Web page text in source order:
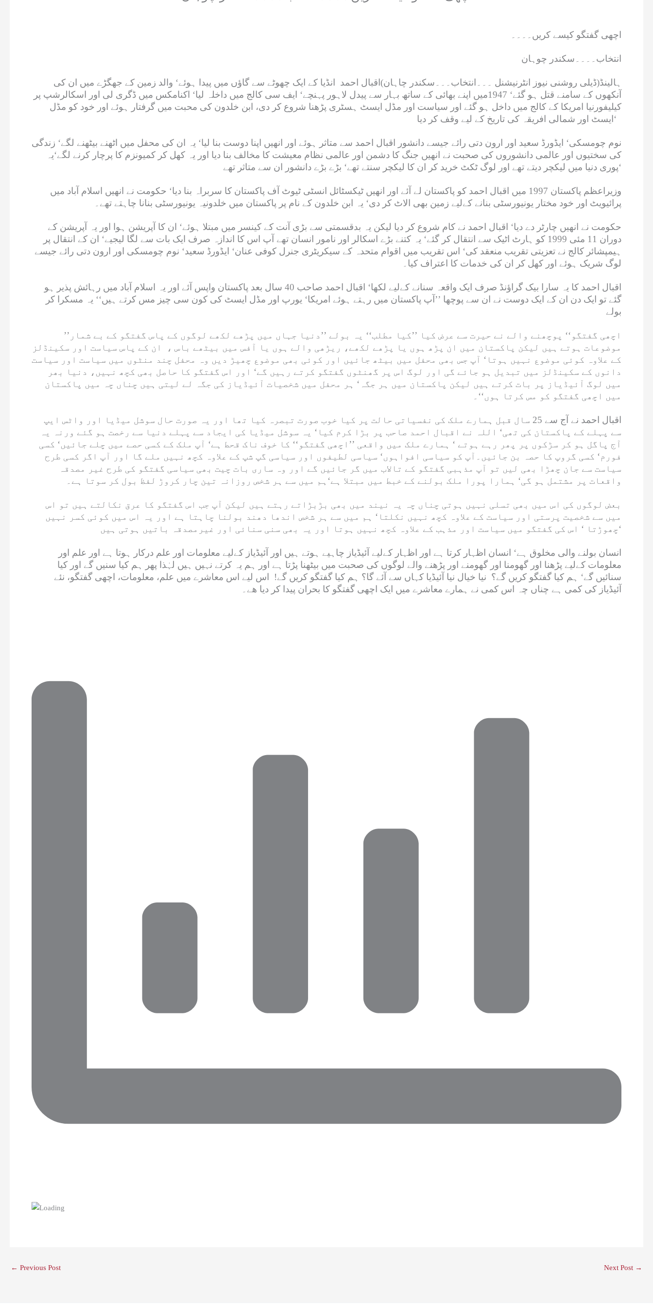
اچھی گفتگو کیسے کریں۔۔۔۔
انتخاب۔۔۔۔سکندر چوہان
ہالینڈ(ڈیلی روشنی نیوز انٹرنیشنل ۔۔۔انتخاب۔۔۔سکندر چاہان)اقبال احمد انڈیا کے ایک چھوٹے سے گاؤں میں پیدا ہوئے‘ والد زمین کے جھگڑے میں ان کی
آنکھوں کے سامنے قتل ہو گئے‘ 1947میں اپنے بھائی کے ساتھ بہار سے پیدل لاہور پہنچے‘ ایف سی کالج میں داخلہ لیا‘ اکنامکس میں ڈگری لی اور اسکالرشپ پر
کیلیفورنیا امریکا کے کالج میں داخل ہو گئے اور سیاست اور مڈل ایسٹ ہسٹری پڑھنا شروع کر دی، ابن خلدون کی محبت میں گرفتار ہوئے اور خود کو مڈل
ایسٹ اور شمالی افریقہ کی تاریخ کے لیے وقف کر دیا‘
نوم چومسکی‘ ایڈورڈ سعید اور ارون دتی رائے جیسے دانشور اقبال احمد سے متاثر ہوئے اور انھیں اپنا دوست بنا لیا‘ یہ ان کی محفل میں اٹھنے بیٹھنے لگے‘ زندگی
کی سختیوں اور عالمی دانشوروں کی صحبت نے انھیں جنگ کا دشمن اور عالمی نظام معیشت کا مخالف بنا دیا اور یہ کھل کر کمیونزم کا پرچار کرنے لگے‘یہ
پوری دنیا میں لیکچر دیتے تھے اور لوگ ٹکٹ خرید کر ان کا لیکچر سنتے تھے‘ بڑے بڑے دانشور ان سے متاثر تھے‘
وزیراعظم پاکستان 1997 میں اقبال احمد کو پاکستان لے آئے اور انھیں ٹیکسٹائل انسٹی ٹیوٹ آف پاکستان کا سربراہ بنا دیا‘ حکومت نے انھیں اسلام آباد میں
پرائیویٹ اور خود مختار یونیورسٹی بنانے کےلیے زمین بھی الاٹ کر دی‘ یہ ابن خلدون کے نام پر پاکستان میں خلدونیہ یونیورسٹی بنانا چاہتے تھے۔
حکومت نے انھیں چارٹر دے دیا‘ اقبال احمد نے کام شروع کر دیا لیکن یہ بدقسمتی سے بڑی آنت کے کینسر میں مبتلا ہوئے‘ ان کا آپریشن ہوا اور یہ آپریشن کے
دوران 11 مئی 1999 کو ہارٹ اٹیک سے انتقال کر گئے‘ یہ کتنے بڑے اسکالر اور نامور انسان تھے آپ اس کا اندازہ صرف ایک بات سے لگا لیجیے‘ ان کے انتقال پر
ہیمپشائر کالج نے تعزیتی تقریب منعقد کی‘ اس تقریب میں اقوام متحدہ کے سیکریٹری جنرل کوفی عنان‘ ایڈورڈ سعید‘ نوم چومسکی اور ارون دتی رائے جیسے
لوگ شریک ہوئے اور کھل کر ان کی خدمات کا اعتراف کیا۔
اقبال احمد کا یہ سارا بیک گراؤنڈ صرف ایک واقعہ سنانے کےلیے لکھا‘ اقبال احمد صاحب 40 سال بعد پاکستان واپس آئے اور یہ اسلام آباد میں رہائش پذیر ہو
گئے تو ایک دن ان کے ایک دوست نے ان سے پوچھا ’’آپ پاکستان میں رہتے ہوئے امریکا‘ یورپ اور مڈل ایسٹ کی کون سی چیز مس کرتے ہیں‘‘ یہ مسکرا کر
بولے
’’اچھی گفتگو‘‘ پوچھنے والے نے حیرت سے عرض کیا ’’کیا مطلب‘‘ یہ بولے ’’دنیا جہاں میں پڑھے لکھے لوگوں کے پاس گفتگو کے بے شمار
موضوعات ہوتے ہیں لیکن پاکستان میں ان پڑھ ہوں یا پڑھے لکھے، ریڑھی والے ہوں یا آفس میں بیٹھے باس ، ان کے پاس سیاست اور سکینڈلز
کے علاوہ کوئی موضوع نہیں ہوتا‘ آپ جس بھی محفل میں بیٹھ جائیں اور کوئی بھی موضوع چھیڑ دیں وہ محفل چند منٹوں میں سیاست اور سیاست
دانوں کے سکینڈلز میں تبدیل ہو جائے گی اور لوگ اس پر گھنٹوں گفتگو کرتے رہیں گے‘ اور اس گفتگو کا حاصل بھی کچھ نہیں، دنیا بھر
میں لوگ آئیڈیاز پر بات کرتے ہیں لیکن پاکستان میں ہر جگہ‘ ہر محفل میں شخصیات آئیڈیاز کی جگہ لے لیتی ہیں چناں چہ میں پاکستان
میں اچھی گفتگو کو مس کرتا ہوں‘‘۔
اقبال احمد نے آج سے 25 سال قبل ہمارے ملک کی نفسیاتی حالت پر کیا خوب صورت تبصرہ کیا تھا اور یہ صورت حال سوشل میڈیا اور واٹس ایپ
سے پہلے کے پاکستان کی تھی‘ اللہ نے اقبال احمد صاحب پر بڑا کرم کیا‘ یہ سوشل میڈیا کی ایجاد سے پہلے دنیا سے رخصت ہو گئے ورنہ یہ
آج پاگل ہو کر سڑکوں پر پھر رہے ہوتے ‘ ہمارے ملک میں واقعی ’’اچھی گفتگو‘‘ کا خوف ناک قحط ہے‘ آپ ملک کے کسی حصے میں چلے جائیں‘ کسی
فورم‘ کسی گروپ کا حصہ بن جائیں۔آپ کو سیاسی افواہوں‘ سیاسی لطیفوں اور سیاسی گپ شپ کے علاوہ کچھ نہیں ملے گا اور آپ اگر کسی طرح
سیاست سے جان چھڑا بھی لیں تو آپ مذہبی گفتگو کے تالاب میں گر جائیں گے اور وہ ساری بات چیت بھی سیاسی گفتگو کی طرح غیر مصدقہ
واقعات پر مشتمل ہو گی‘ ہمارا پورا ملک بولنے کے خبط میں مبتلا ہے‘ہم میں سے ہر شخص روزانہ تین چار کروڑ لفظ بول کر سوتا ہے۔
بعض لوگوں کی اس میں بھی تسلی نہیں ہوتی چناں چہ یہ نیند میں بھی بڑبڑاتے رہتے ہیں لیکن آپ جب اس گفتگو کا عرق نکالتے ہیں تو اس
میں سے شخصیت پرستی اور سیاست کے علاوہ کچھ نہیں نکلتا‘ ہم میں سے ہر شخص اندھا دھند بولنا چاہتا ہے اور یہ اس میں کوئی کسر نہیں
چھوڑتا ‘ اس کی گفتگو میں سیاست اور مذہب کے علاوہ کچھ نہیں ہوتا اور یہ بھی سنی سنائی اور غیرمصدقہ باتیں ہوتی ہیں‘
انسان بولنے والی مخلوق ہے‘ انسان اظہار کرتا ہے اور اظہار کےلیے آئیڈیاز چاہیے ہوتے ہیں اور آئیڈیاز کےلیے معلومات اور علم درکار ہوتا ہے اور علم اور
معلومات کےلیے پڑھنا اور گھومنا اور گھومنے اور پڑھنے والے لوگوں کی صحبت میں بیٹھنا پڑتا ہے اور ہم یہ کرتے نہیں ہیں لہٰذا پھر ہم کیا سنیں گے اور کیا
سنائیں گے‘ ہم کیا گفتگو کریں گے؟ نیا خیال نیا آئیڈیا کہاں سے آئے گا؟ ہم کیا گفتگو کریں گے! اس لیے اس معاشرے میں علم، معلومات، اچھی گفتگو، نئے
آئیڈیاز کی کمی ہے چناں چہ اس کمی نے ہمارے معاشرے میں ایک اچھی گفتگو کا بحران پیدا کر دیا ھے۔
← Previous Post Next Post →